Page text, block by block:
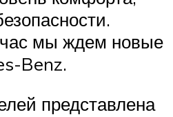
мы ждем новые
Benz.
представлена